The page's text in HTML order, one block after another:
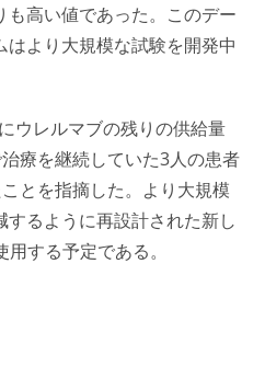
高い値であった。このデー
より大規模な試験を開発中
ウレルマブの残りの供給量
療を継続していた3人の患者
とを指摘した。より大規模
るように再設計された新し
する予定である。